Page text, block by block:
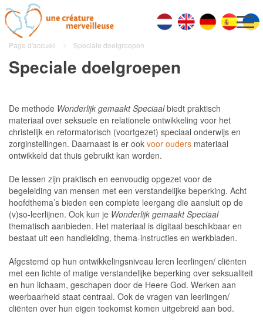
Page d'accueil Speciale doelgroepen
Speciale doelgroepen
De methode Wonderlijk gemaakt Speciaalbiedt praktisch
materiaal over seksuele en relationele ontwikkeling voor het
christelijk en reformatorisch (voortgezet) speciaal onderwijs en
zorginstellingen. Daarnaast is er ook voor ouders materiaal
ontwikkeld dat thuis gebruikt kan worden.
De lessen zijn praktisch en eenvoudig opgezet voor de
begeleiding van mensen met een verstandelijke beperking. Acht
hoofdthema’s bieden een complete leergang die aansluit op de
(v)so-leerlijnen. Ook kun je Wonderlijk gemaakt Speciaal
thematisch aanbieden. Het materiaal is digitaal beschikbaar en
bestaat uit een handleiding, thema-instructies en werkbladen.
Afgestemd op hun ontwikkelingsniveau leren leerlingen/ cliënten
met een lichte of matige verstandelijke beperking over seksualiteit
en hun lichaam, geschapen door de Heere God. Werken aan
weerbaarheid staat centraal. Ook de vragen van leerlingen/
cliënten over hun eigen toekomst komen uitgebreid aan bod.